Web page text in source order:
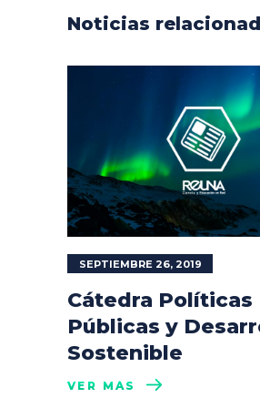
Noticias
SEPTIEMBRE 26, 2019
Cátedra Políticas
Públicas y
Sostenible
VER MÁS